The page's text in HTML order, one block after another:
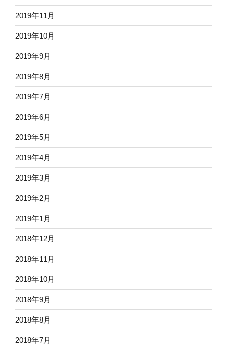
2019年11月
2019年10月
2019年9月
2019年8月
2019年7月
2019年6月
2019年5月
2019年4月
2019年3月
2019年2月
2019年1月
2018年12月
2018年11月
2018年10月
2018年9月
2018年8月
2018年7月